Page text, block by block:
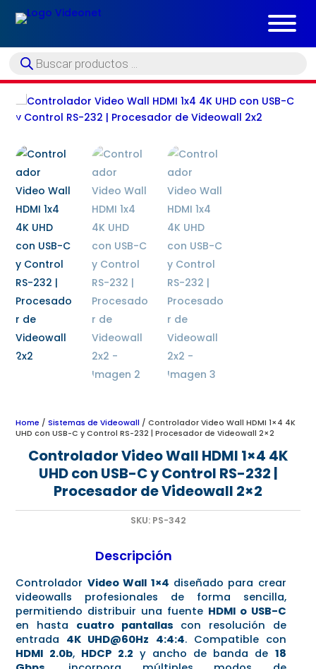
Búsqueda
de
Home /Sistemas de Videowall / Controlador Video Wall HDMI 1×4 4K
UHD con USB-C y Control RS-232 | Procesador de Videowall 2×2
Controlador Video Wall HDMI 1×4 4K
UHD con USB-C y Control RS-232 |
Procesador de Videowall 2×2
SKU: PS-342
Descripción
Controlador Video Wall 1×4 diseñado para crear
videowalls profesionales de forma sencilla,
permitiendo distribuir una fuente HDMI o USB-C
en hasta cuatro pantallas con resolución de
entrada 4K UHD@60Hz 4:4:4. Compatible con
HDMI 2.0b, HDCP 2.2 y ancho de banda de 18